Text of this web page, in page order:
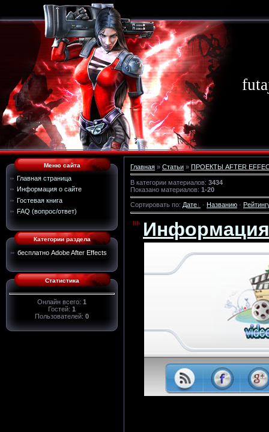
Меню сайта
Главная страница
Информация о сайте
Гостевая книга
FAQ (вопрос/ответ)
Категории раздела
бесплатно Adobe After Effects
Статистика
Онлайн всего: 1
Гостей: 1
Пользователей: 0
Главная » Статьи » ПРОЕКТЫ AFTER
В категории материалов: 3434
Показано материалов: 1-20
Сортировать по: Дате · Названию ·
Информация